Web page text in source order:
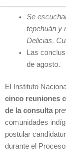
Se
tepehuán y
Delicias,
Las
de agosto.
El Instituto
cinco reuniones
de la consulta
comunidades
postular
durante el